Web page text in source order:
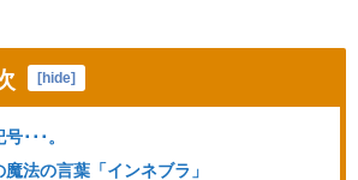
[hide]
･･･。
法の言葉「インネブラ」